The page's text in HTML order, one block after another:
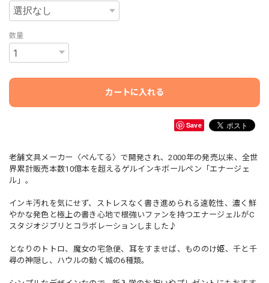
数量
カートに入れる
Save
老舗文具メーカー〈ぺんてる〉で開発され、2000年の発売以来、全世
界累計販売本数10億本を超えるゲルインキボールペン「エナージェ
ル」。
インキ汚れを気にせず、ストレスなく書き進められる速乾性、濃く鮮
やかな発色と極上の書き心地で根強いファンを持つエナージェルがC
スタジオジブリとコラボレーションしました♪
となりのトトロ、魔女の宅急便、耳をすませば、もののけ姫、千と千
尋の神隠し、ハウルの動く城の6種類。